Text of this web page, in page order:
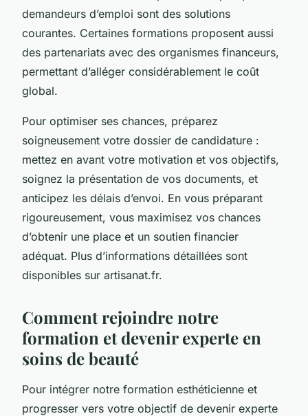
demandeurs d’emploi sont des solutions
courantes. Certaines formations proposent aussi
des partenariats avec des organismes financeurs,
permettant d’alléger considérablement le coût
global.
Pour optimiser ses chances, préparez
soigneusement votre dossier de candidature :
mettez en avant votre motivation et vos objectifs,
soignez la présentation de vos documents, et
anticipez les délais d’envoi. En vous préparant
rigoureusement, vous maximisez vos chances
d’obtenir une place et un soutien financier
adéquat. Plus d’informations détaillées sont
disponibles sur artisanat.fr.
Comment rejoindre notre
formation et devenir experte en
soins de beauté
Pour intégrer notre formation esthéticienne et
progresser vers votre objectif de devenir experte